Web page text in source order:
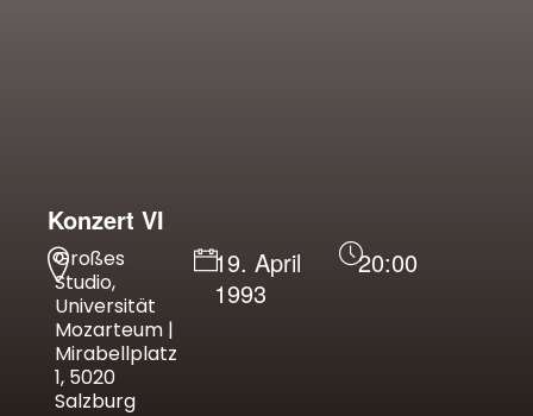
Konzert VI
Großes
Studio,
Universität
Mozarteum |
Mirabellplatz
1, 5020
Salzburg
19. April
1993
20:00